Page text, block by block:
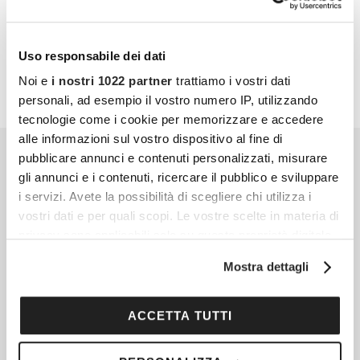
Uso responsabile dei dati
Noi e i nostri 1022 partner trattiamo i vostri dati
personali, ad esempio il vostro numero IP, utilizzando
tecnologie come i cookie per memorizzare e accedere
alle informazioni sul vostro dispositivo al fine di
pubblicare annunci e contenuti personalizzati, misurare
gli annunci e i contenuti, ricercare il pubblico e sviluppare
i servizi. Avete la possibilità di scegliere chi utilizza i
vostri dati e per quali scopi. Le vostre scelte in materia di
modificare o revocare il proprio consenso in qualsiasi
sull'icona di attivazione della privacy.
Mostra dettagli
ACCETTA TUTTI